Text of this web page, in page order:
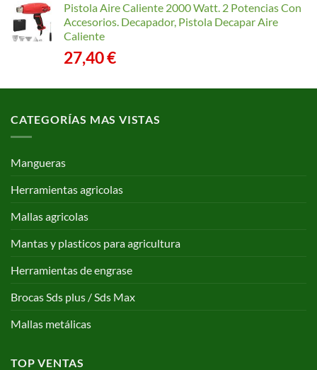
Pistola Aire Caliente 2000 Watt. 2 Potencias Con
Accesorios. Decapador, Pistola Decapar Aire
Caliente
27,40€
CATEGORÍAS MAS VISTAS
Mangueras
Herramientas agricolas
Mallas agricolas
Mantas y plasticos para agricultura
Herramientas de engrase
Brocas Sds plus / Sds Max
Mallas metálicas
TOP VENTAS